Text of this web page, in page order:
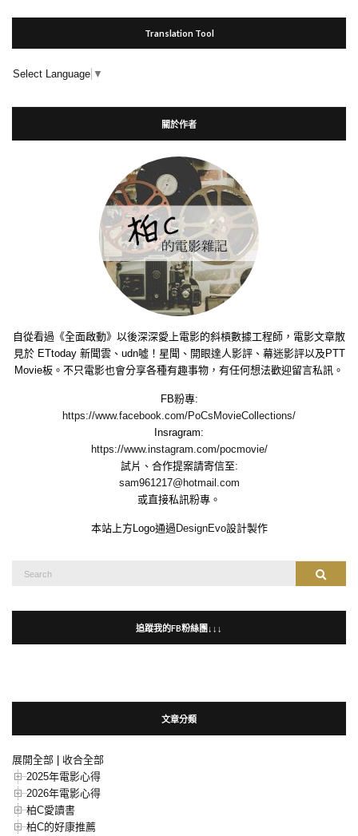
Translation Tool
Select Language ▼
關於作者
自從看過《全面啟動》以後深深愛上電影的斜槓數據工程師，電影文章散
見於 ETtoday 新聞雲、udn噓！星聞、開眼達人影評、幕迷影評以及PTT
Movie板。不只電影也會分享各種有趣事物，有任何想法歡迎留言私訊。
FB粉專:
https://www.facebook.com/PoCsMovieCollections/
Insragram:
https://www.instagram.com/pocmovie/
試片、合作提案請寄信至:
sam961217@hotmail.com
或直接私訊粉專。
本站上方Logo通過 DesignEvo設計製作
Search
追蹤我的FB粉絲團↓↓↓
文章分類
展開全部
收合全部
2025年電影心得
2026年電影心得
柏C愛讀書
柏C的好康推薦